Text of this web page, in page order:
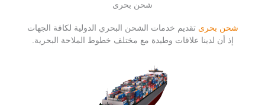
شحن بحرى
شحن بحرى تقديم خدمات الشحن البحري الدولية لكافة الجهات
إذ أن لدينا علاقات وطيدة مع مختلف خطوط الملاحة البحرية.